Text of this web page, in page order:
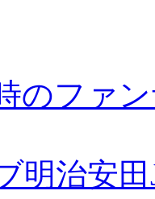
のファ
明治安